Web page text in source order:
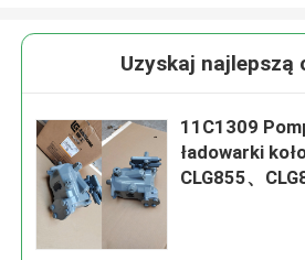
Uzyskaj najlepszą
11C1309
ładowarki
CLG855、